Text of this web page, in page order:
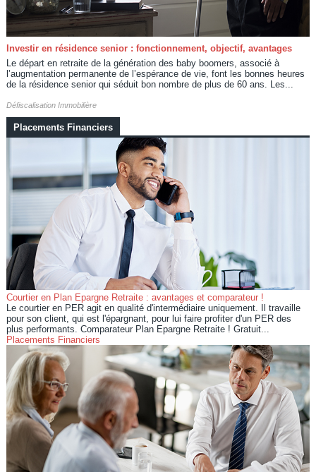
Investir en résidence senior : fonctionnement, objectif, avantages
Le départ en retraite de la génération des baby boomers, associé à
l’augmentation permanente de l’espérance de vie, font les bonnes heures
de la résidence senior qui séduit bon nombre de plus de 60 ans. Les...
Défiscalisation Immobilière
Placements Financiers
Courtier en Plan Epargne Retraite : avantages et comparateur !
Le courtier en PER agit en qualité d'intermédiaire uniquement. Il travaille
pour son client, qui est l'épargnant, pour lui faire profiter d'un PER des
plus performants. Comparateur Plan Epargne Retraite ! Gratuit...
Placements Financiers